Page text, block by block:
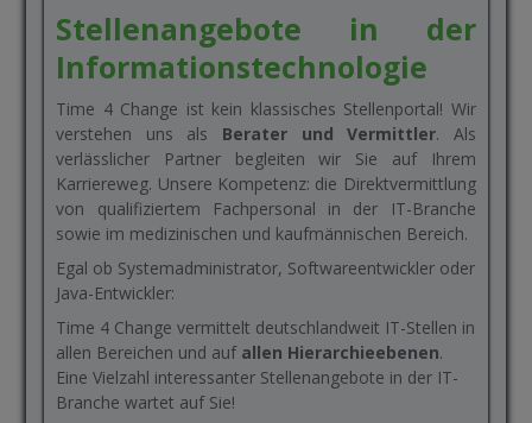
Stellenangebote in der
Informationstechnologie
Time 4 Change ist kein klassisches Stellenportal! Wir
verstehen uns als Berater und Vermittler. Als
verlässlicher Partner begleiten wir Sie auf Ihrem
Karriereweg. Unsere Kompetenz: die Direktvermittlung
von qualifiziertem Fachpersonal in der IT-Branche
sowie im medizinischen und kaufmännischen Bereich.
Egal ob Systemadministrator, Softwareentwickler oder
Java-Entwickler:
Time 4 Change vermittelt deutschlandweit IT-Stellen in
allen Bereichen und auf allen Hierarchieebenen.
Eine Vielzahl interessanter Stellenangebote in der IT-
Branche wartet auf Sie!